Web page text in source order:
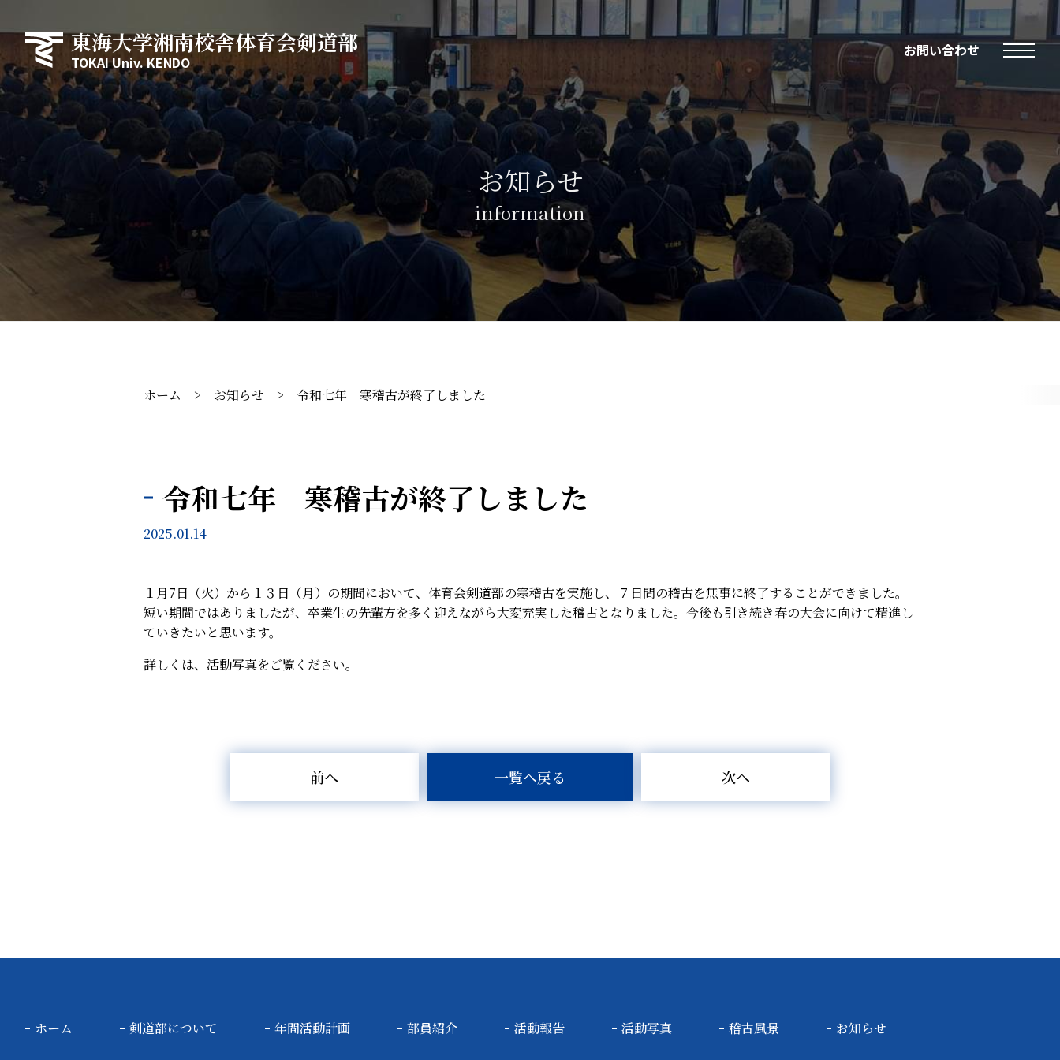
東海大学湘南校舎体育会剣道部
TOKAI Univ. KENDO
お問い合わせ
お知らせ
information
ホーム > お知らせ > 令和七年 寒稽古が終了しました
令和七年 寒稽古が終了しました
2025.01.14
１月7日（火）から１３日（月）の期間において、体育会剣道部の寒稽古を実施し、７日間の稽古を無事に終了することができました。
短い期間ではありましたが、卒業生の先輩方を多く迎えながら大変充実した稽古となりました。今後も引き続き春の大会に向けて精進し
ていきたいと思います。
詳しくは、活動写真をご覧ください。
前へ 一覧へ戻る 次へ
ホーム 剣道部について 年間活動計画 部員紹介 活動報告 活動写真 稽古風景 お知らせ